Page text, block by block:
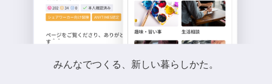
みんなでつくる、新しい暮らしかた。